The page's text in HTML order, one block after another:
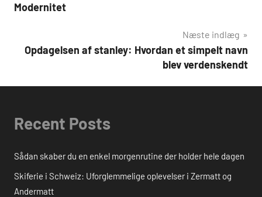
Modernitet
Næste indlæg
Opdagelsen af stanley: Hvordan et simpelt navn
blev verdenskendt
Recent Posts
Sådan skaber du en enkel morgenrutine der holder hele dagen
Skiferie i Schweiz: Uforglemmelige oplevelser i Zermatt og
Andermatt